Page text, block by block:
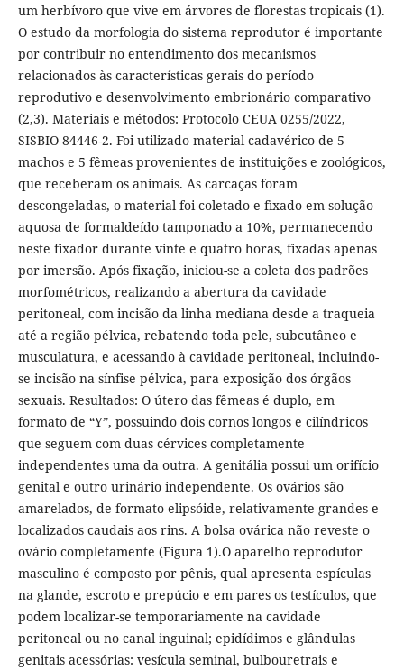
um herbívoro que vive em árvores de florestas tropicais (1).
O estudo da morfologia do sistema reprodutor é importante
por contribuir no entendimento dos mecanismos
relacionados às características gerais do período
reprodutivo e desenvolvimento embrionário comparativo
(2,3). Materiais e métodos: Protocolo CEUA 0255/2022,
SISBIO 84446-2. Foi utilizado material cadavérico de 5
machos e 5 fêmeas provenientes de instituições e zoológicos,
que receberam os animais. As carcaças foram
descongeladas, o material foi coletado e fixado em solução
aquosa de formaldeído tamponado a 10%, permanecendo
neste fixador durante vinte e quatro horas, fixadas apenas
por imersão. Após fixação, iniciou-se a coleta dos padrões
morfométricos, realizando a abertura da cavidade
peritoneal, com incisão da linha mediana desde a traqueia
até a região pélvica, rebatendo toda pele, subcutâneo e
musculatura, e acessando à cavidade peritoneal, incluindo-
se incisão na sínfise pélvica, para exposição dos órgãos
sexuais. Resultados: O útero das fêmeas é duplo, em
formato de “Y”, possuindo dois cornos longos e cilíndricos
que seguem com duas cérvices completamente
independentes uma da outra. A genitália possui um orifício
genital e outro urinário independente. Os ovários são
amarelados, de formato elipsóide, relativamente grandes e
localizados caudais aos rins. A bolsa ovárica não reveste o
ovário completamente (Figura 1).O aparelho reprodutor
masculino é composto por pênis, qual apresenta espículas
na glande, escroto e prepúcio e em pares os testículos, que
podem localizar-se temporariamente na cavidade
peritoneal ou no canal inguinal; epidídimos e glândulas
genitais acessórias: vesícula seminal, bulbouretrais e